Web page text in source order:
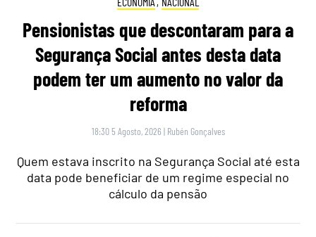
Pensionistas que descontaram para a
Segurança Social antes desta data
podem ter um aumento no valor da
reforma
18:30 5 Agosto, 2026 | Rubén Gonçalves
Quem estava inscrito na Segurança Social até esta
data pode beneficiar de um regime especial no
cálculo da pensão